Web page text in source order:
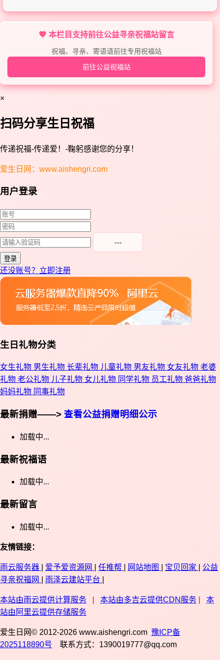
💖 本栏目支持前往公益寻亲祝福站留言
祝福、寻亲、寄语请前往专用祝福站
前往公益祝福站
×
扫码分享生日祝福
传递祝福-传递爱！-鞠躬感谢您的分享！
爱生日网：www.aishengri.com
用户登录
---
登录
还没账号？立即注册
生日礼物分类
女生礼物 男生礼物 长辈礼物 儿童礼物 男友礼物 女友礼物 老婆
礼物 老公礼物 儿子礼物 女儿礼物 同学礼物 员工礼物 爸爸礼物
妈妈礼物 同事礼物
最新捐赠——> 查看公益捐赠明细公示
加载中...
最新祝福语
加载中...
最新留言
加载中...
友情链接：
雨云服务器 爱予爱资源网 任推帮 网站地图 宝贝回家
公益
寻亲祝福网
雨泽云建站平台
本站由雨云提供计算服务 本站由多吉云提供CDN服务
本
站由阿里云提供存储服务
爱生日网© 2012-2026 www.aishengri.com 豫ICP备
2025118890号
联系方式：1390019777@qq.com